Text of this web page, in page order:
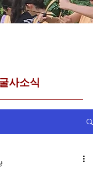
사소식